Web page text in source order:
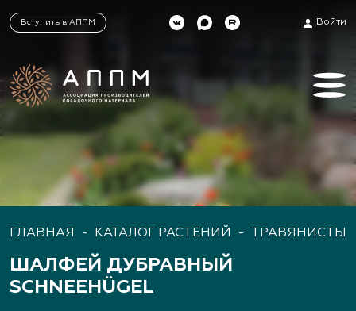
Вступить в АППМ Войти
ГЛАВНАЯ - КАТАЛОГ РАСТЕНИЙ -
ШАЛФЕЙ ДУБРАВНЫЙ
SCHNEEHÜGEL